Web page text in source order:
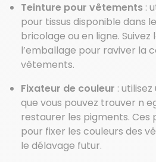
Teinture pour vêtements :
pour tissus disponible dans
bricolage ou en ligne.
l’emballage pour raviver la
vêtements.
Fixateur de couleur :
que vous pouvez trouver n
restaurer les pigments. Ces
pour fixer les couleurs des
le délavage futur.